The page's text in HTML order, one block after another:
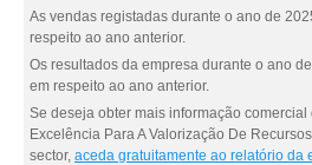
As vendas registadas durante o ano de
respeito ao ano anterior.
Os resultados da empresa durante o ano
em respeito ao ano anterior.
Se deseja obter mais informação comercial
Excelência Para A Valorização De
sector, aceda gratuitamente ao relatório da